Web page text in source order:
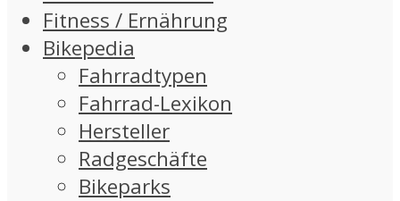
Fitness / Ernährung
Bikepedia
Fahrradtypen
Fahrrad-Lexikon
Hersteller
Radgeschäfte
Bikeparks